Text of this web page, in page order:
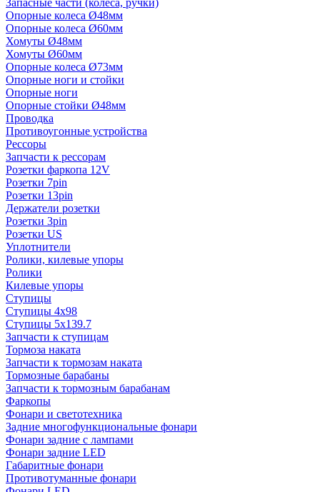
Запасные части (колеса, ручки)
Опорные колеса Ø48мм
Опорные колеса Ø60мм
Хомуты Ø48мм
Хомуты Ø60мм
Опорные колеса Ø73мм
Опорные ноги и стойки
Опорные ноги
Опорные стойки Ø48мм
Проводка
Противоугонные устройства
Рессоры
Запчасти к рессорам
Розетки фаркопа 12V
Розетки 7pin
Розетки 13pin
Держатели розетки
Розетки 3pin
Розетки US
Уплотнители
Ролики, килевые упоры
Ролики
Килевые упоры
Ступицы
Ступицы 4x98
Ступицы 5x139.7
Запчасти к ступицам
Тормоза наката
Запчасти к тормозам наката
Тормозные барабаны
Запчасти к тормозным барабанам
Фаркопы
Фонари и светотехника
Задние многофункциональные фонари
Фонари задние с лампами
Фонари задние LED
Габаритные фонари
Противотуманные фонари